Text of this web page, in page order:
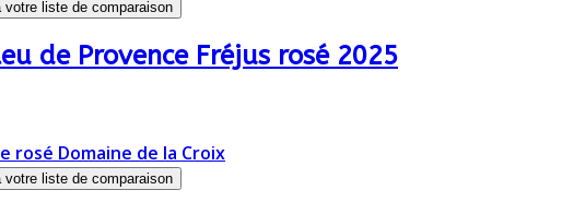
votre liste de comparaison
de Provence Fréjus rosé 2025
votre liste de comparaison